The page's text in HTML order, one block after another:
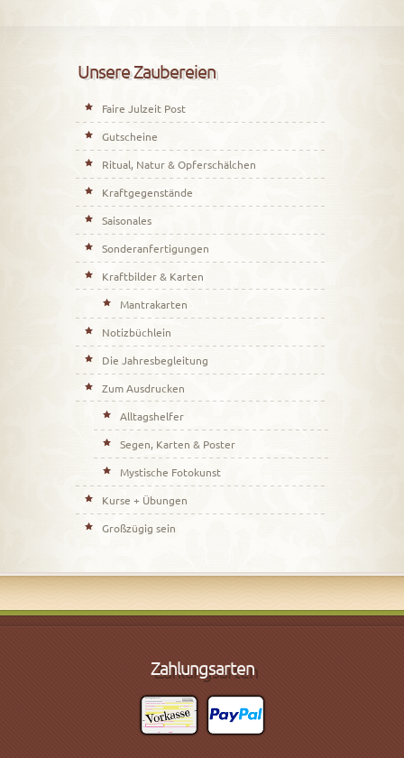
Unsere Zaubereien
Faire Julzeit Post
Gutscheine
Ritual, Natur & Opferschälchen
Kraftgegenstände
Saisonales
Sonderanfertigungen
Kraftbilder & Karten
Mantrakarten
Notizbüchlein
Die Jahresbegleitung
Zum Ausdrucken
Alltagshelfer
Segen, Karten & Poster
Mystische Fotokunst
Kurse + Übungen
Großzügig sein
Zahlungsarten